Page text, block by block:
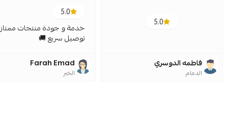
5.0
فاطمه الدوسري
الدمام
5.0
خدمة و جودة منتجات
توصيل سريع 🚚
Farah Emad
الخبر